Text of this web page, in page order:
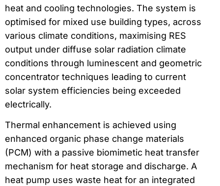
heat and cooling technologies. The system is
optimised for mixed use building types, across
various climate conditions, maximising RES
output under diffuse solar radiation climate
conditions through luminescent and geometric
concentrator techniques leading to current
solar system efficiencies being exceeded
electrically.
Thermal enhancement is achieved using
enhanced organic phase change materials
(PCM) with a passive biomimetic heat transfer
mechanism for heat storage and discharge. A
heat pump uses waste heat for an integrated